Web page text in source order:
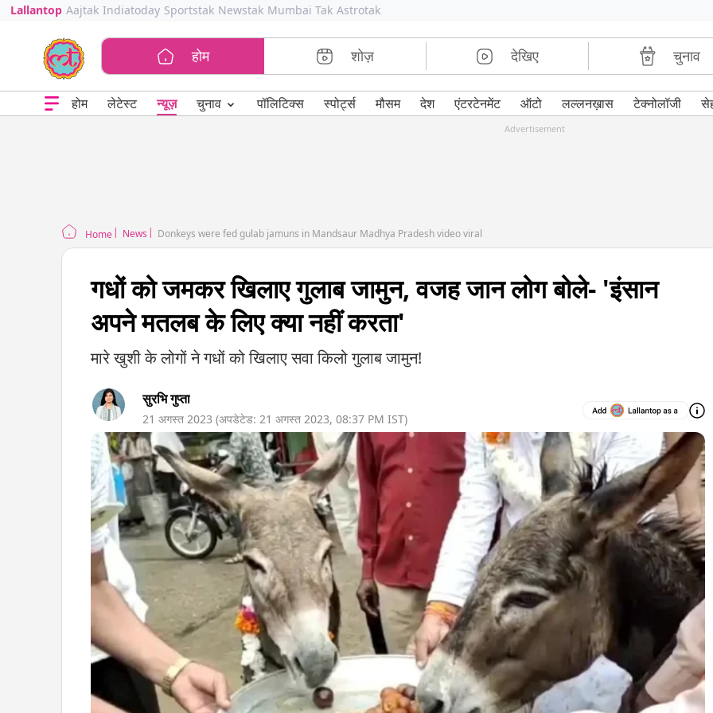
Lallantop Aajtak Indiatoday Sportstak Newstak Mumbai Tak Astrotak
होम शोज़ देखिए चुनाव
होम लेटेस्ट न्यूज़ चुनाव ⌄ पॉलिटिक्स स्पोर्ट्स मौसम देश एंटरटेनमेंट ऑटो लल्लनख़ास टेक्नोलॉजी
Advertisement
Home News Donkeys were fed gulab jamuns in Mandsaur Madhya Pradesh video viral
गधों को जमकर खिलाए गुलाब जामुन, वजह जान लोग बोले- 'इंसान
अपने मतलब के लिए क्या नहीं करता'
मारे खुशी के लोगों ने गधों को खिलाए सवा किलो गुलाब जामुन!
सुरभि गुप्ता
21 अगस्त 2023 (अपडेटेड: 21 अगस्त 2023, 08:37 PM IST)